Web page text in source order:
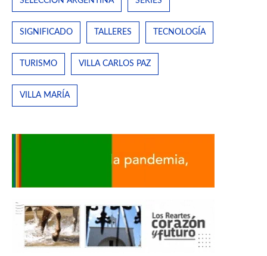
SIGNIFICADO TALLERES TECNOLOGÍA
TURISMO VILLA CARLOS PAZ
VILLA MARÍA